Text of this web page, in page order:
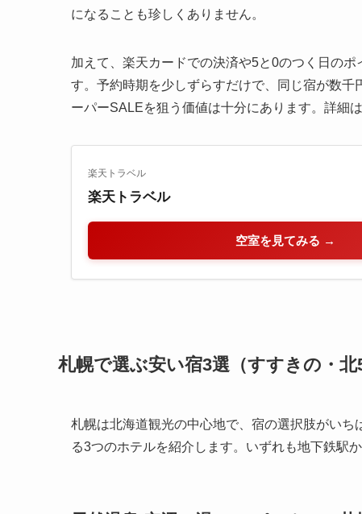
になることも珍しくありません。
加えて、楽天カードでの決済や5と0のつく日の
す。予約時期を少しずらすだけで、同じ宿が数
ーパーSALEを狙う価値は十分にあります。詳細は
楽天トラベル
楽天トラベル
空室を見てみる →
札幌で選ぶ安い宿3選（すすきの・北
札幌は北海道観光の中心地で、宿の選択肢がい
る3つのホテルを紹介します。いずれも地下鉄駅